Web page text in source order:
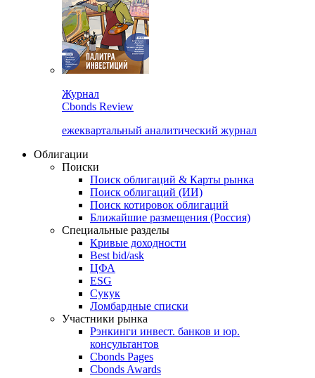
Cbonds Review
ежеквартальный аналитический журнал
Облигации
Поиски
Поиск облигаций & Карты рынка
Поиск облигаций (ИИ)
Поиск котировок облигаций
Ближайшие размещения (Россия)
Специальные разделы
Кривые доходности
Best bid/ask
ЦФА
ESG
Сукук
Ломбардные списки
Участники рынка